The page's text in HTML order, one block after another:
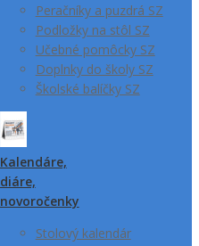
Peračníky a puzdrá SZ
Podložky na stôl SZ
Učebné pomôcky SZ
Doplnky do školy SZ
Školské balíčky SZ
Kalendáre,
diáre,
novoročenky
Stolový kalendár